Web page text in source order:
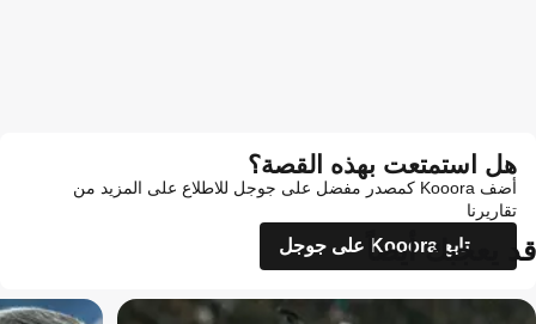
هل استمتعت بهذه القصة؟
أضف Kooora كمصدر مفضل على جوجل للاطلاع على المزيد من
تقاريرنا
تابع Kooora على جوجل
قد يعجبك أيضاً